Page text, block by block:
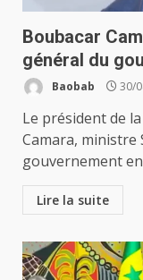
Boubacar
général du
Baobab 30/
Le président de
Camara, ministre
gouvernement en
Lire la suite